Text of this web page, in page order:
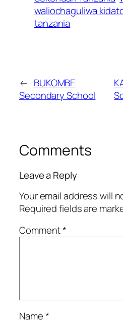
waliochaguliwa
tanzania
← BUKOMBE
Secondary School
Comments
Leave a Reply
Your email address will
Required fields are
Comment*
Name*